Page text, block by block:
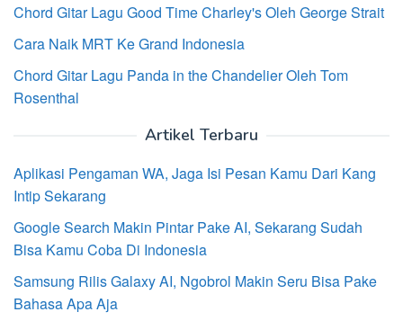
Chord Gitar Lagu Good Time Charley's Oleh George Strait
Cara Naik MRT Ke Grand Indonesia
Chord Gitar Lagu Panda in the Chandelier Oleh Tom
Rosenthal
Artikel Terbaru
Aplikasi Pengaman WA, Jaga Isi Pesan Kamu Dari Kang
Intip Sekarang
Google Search Makin Pintar Pake AI, Sekarang Sudah
Bisa Kamu Coba Di Indonesia
Samsung Rilis Galaxy AI, Ngobrol Makin Seru Bisa Pake
Bahasa Apa Aja